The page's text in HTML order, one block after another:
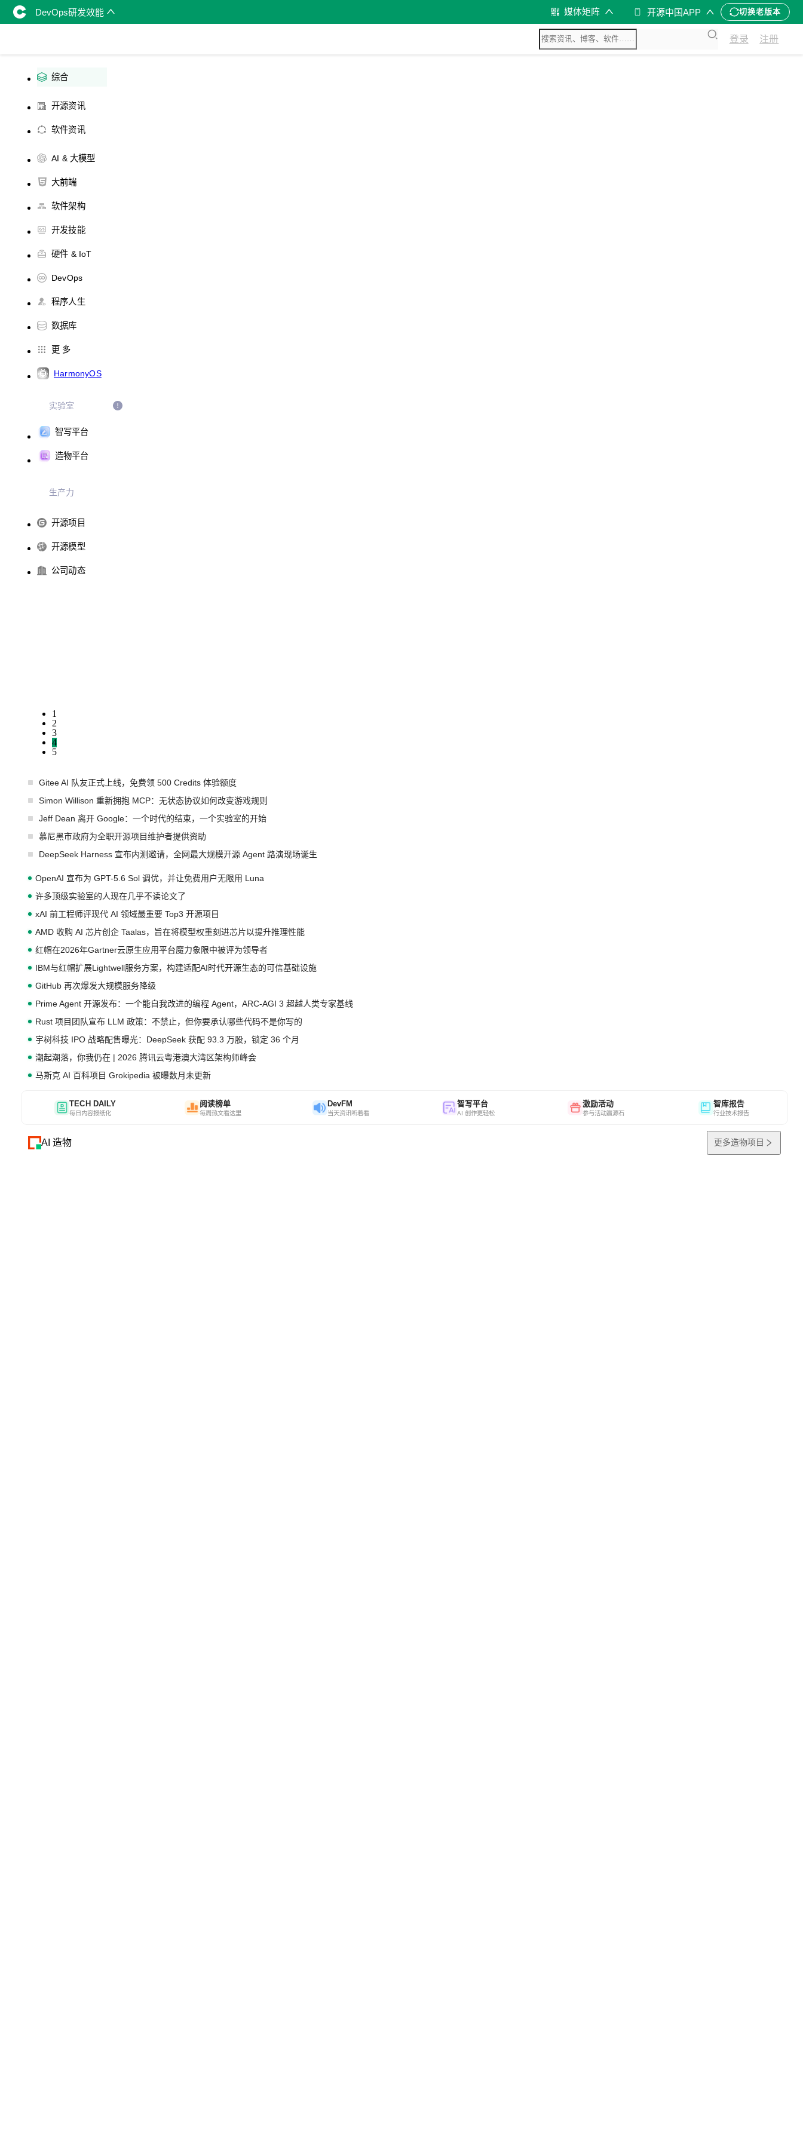
DevOps研发效能 媒体矩阵 开源中国APP 切换老版本
登录 注册
综合
开源资讯
软件资讯
AI & 大模型
大前端
软件架构
开发技能
硬件 & IoT
DevOps
程序人生
数据库
更 多
HarmonyOS
实验室
智写平台
造物平台
生产力
开源项目
开源模型
公司动态
1
2
3
4
5
Gitee AI 队友正式上线，免费领 500 Credits 体验额度
Simon Willison 重新拥抱 MCP：无状态协议如何改变游戏规则
Jeff Dean 离开 Google：一个时代的结束，一个实验室的开始
慕尼黑市政府为全职开源项目维护者提供资助
DeepSeek Harness 宣布内测邀请，全网最大规模开源 Agent 路演现场诞生
OpenAI 宣布为 GPT-5.6 Sol 调优，并让免费用户无限用 Luna
许多顶级实验室的人现在几乎不读论文了
xAI 前工程师评现代 AI 领域最重要 Top3 开源项目
AMD 收购 AI 芯片创企 Taalas，旨在将模型权重刻进芯片以提升推理性能
红帽在2026年Gartner云原生应用平台魔力象限中被评为领导者
IBM与红帽扩展Lightwell服务方案，构建适配AI时代开源生态的可信基础设施
GitHub 再次爆发大规模服务降级
Prime Agent 开源发布：一个能自我改进的编程 Agent，ARC-AGI 3 超越人类专家基线
Rust 项目团队宣布 LLM 政策：不禁止，但你要承认哪些代码不是你写的
宇树科技 IPO 战略配售曝光：DeepSeek 获配 93.3 万股，锁定 36 个月
潮起潮落，你我仍在 | 2026 腾讯云粤港澳大湾区架构师峰会
马斯克 AI 百科项目 Grokipedia 被曝数月未更新
TECH DAILY
每日内容报纸化
阅读榜单
每周热文看这里
DevFM
当天资讯听着看
智写平台
AI 创作更轻松
激励活动
参与活动赢源石
智库报告
行业技术报告
AI 造物 更多造物项目